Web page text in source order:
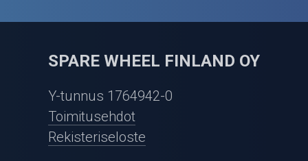
SPARE WHEEL FINLAND OY
Y-tunnus 1764942-0
Toimitusehdot
Rekisteriseloste